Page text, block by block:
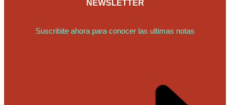
NEWSLETTER
Suscribite ahora para conocer las ultimas notas